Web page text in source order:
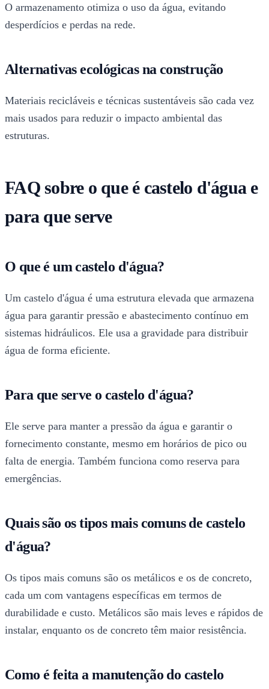
O armazenamento otimiza o uso da água, evitando
desperdícios e perdas na rede.
Alternativas ecológicas na construção
Materiais recicláveis e técnicas sustentáveis são cada vez
mais usados para reduzir o impacto ambiental das
estruturas.
FAQ sobre o que é castelo d'água e
para que serve
O que é um castelo d'água?
Um castelo d'água é uma estrutura elevada que armazena
água para garantir pressão e abastecimento contínuo em
sistemas hidráulicos. Ele usa a gravidade para distribuir
água de forma eficiente.
Para que serve o castelo d'água?
Ele serve para manter a pressão da água e garantir o
fornecimento constante, mesmo em horários de pico ou
falta de energia. Também funciona como reserva para
emergências.
Quais são os tipos mais comuns de castelo
d'água?
Os tipos mais comuns são os metálicos e os de concreto,
cada um com vantagens específicas em termos de
durabilidade e custo. Metálicos são mais leves e rápidos de
instalar, enquanto os de concreto têm maior resistência.
Como é feita a manutenção do castelo